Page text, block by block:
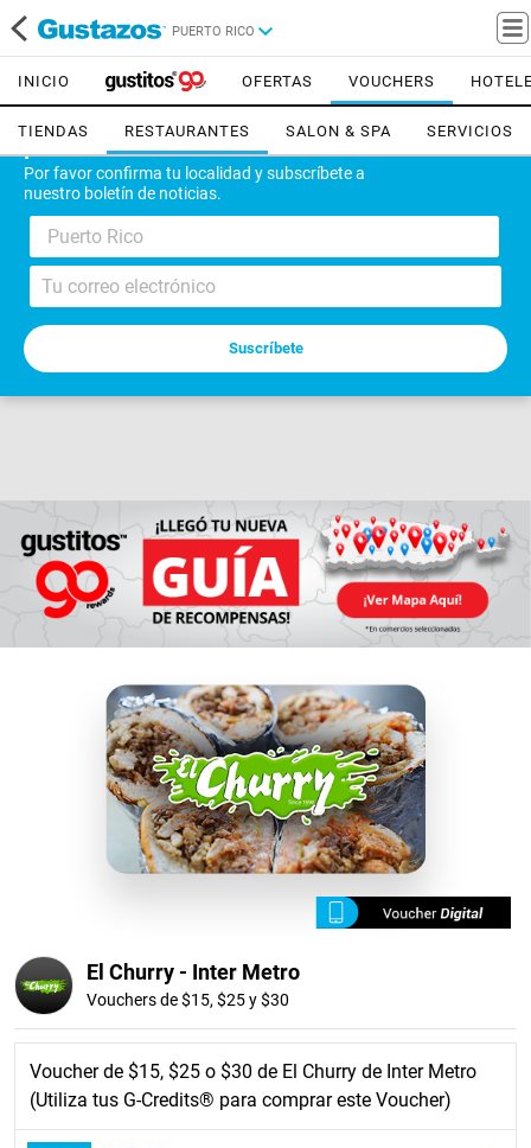
PUERTO RICO
¡Bienvenido!
Por favor confirma tu localidad y subscríbete a
nuestro boletín de noticias.
Puerto Rico
INICIO OFERTAS VOUCHERS
TIENDAS RESTAURANTES SALON & SPA SERVICIOS
El Churry - Inter Metro
Vouchers de $15, $25 y $30
Voucher de $15, $25 o $30 de El Churry de Inter Metro
(Utiliza tus G-Credits® para comprar este Voucher)